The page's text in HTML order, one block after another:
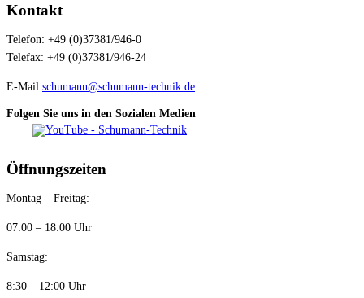
Kontakt
Telefon: +49 (0)37381/946-0
Telefax: +49 (0)37381/946-24
E-Mail:schumann@schumann-technik.de
Folgen Sie uns in den Sozialen Medien
Öffnungszeiten
Montag – Freitag:
07:00 – 18:00 Uhr
Samstag:
8:30 – 12:00 Uhr